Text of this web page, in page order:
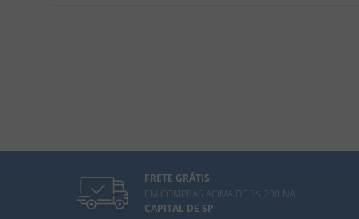
FRETE GRÁTIS
EM COMPRAS ACIMA DE R$ 200 NA
CAPITAL DE SP